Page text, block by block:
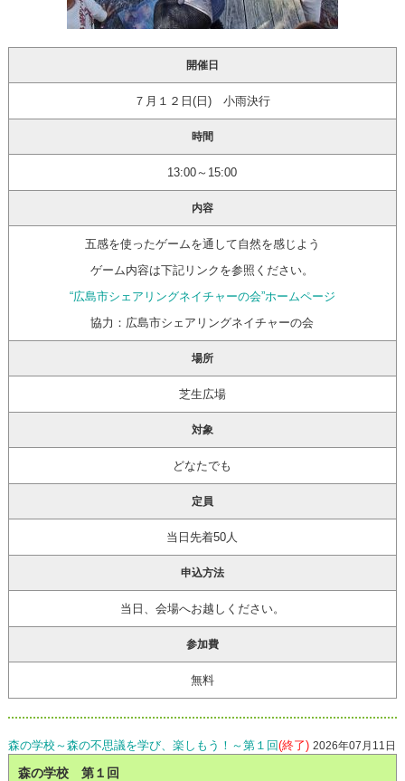
開催日
７月１２日(日) 小雨決行
時間
13:00～15:00
内容
五感を使ったゲームを通して自然を感じよう
ゲーム内容は下記リンクを参照ください。
“広島市シェアリングネイチャーの会”ホームページ
協力：広島市シェアリングネイチャーの会
場所
芝生広場
対象
どなたでも
定員
当日先着50人
申込方法
当日、会場へお越しください。
参加費
無料
森の学校～森の不思議を学び、楽しもう！～第１回(終了) 2026年07月11日
森の学校 第１回